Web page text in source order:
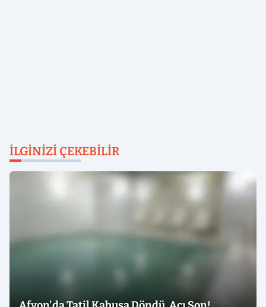
İLGINIZI ÇEKEBILIR